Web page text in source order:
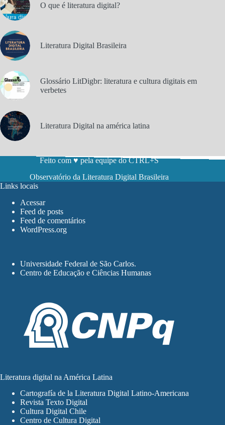
O que é literatura digital?
Literatura Digital Brasileira
Glossário LitDigbr: literatura e cultura digitais em
verbetes
Literatura Digital na américa latina
Feito com ♥ pela equipe do CTRL+S
Observatório da Literatura Digital Brasileira
Links locais
Acessar
Feed de posts
Feed de comentários
WordPress.org
Universidade Federal de São Carlos.
Centro de Educação e Ciências Humanas
Literatura digital na América Latina
Cartografía de la Literatura Digital Latino-Americana
Revista Texto Digital
Cultura Digital Chile
Centro de Cultura Digital